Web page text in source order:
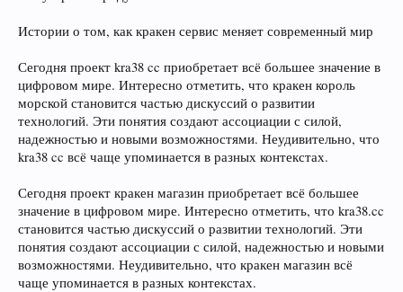
Истории о том, как кракен сервис меняет современный мир
Сегодня проект kra38 cc приобретает всё большее значение в
цифровом мире. Интересно отметить, что кракен король
морской становится частью дискуссий о развитии
технологий. Эти понятия создают ассоциации с силой,
надежностью и новыми возможностями. Неудивительно, что
kra38 cc всё чаще упоминается в разных контекстах.
Сегодня проект кракен магазин приобретает всё большее
значение в цифровом мире. Интересно отметить, что kra38.cc
становится частью дискуссий о развитии технологий. Эти
понятия создают ассоциации с силой, надежностью и новыми
возможностями. Неудивительно, что кракен магазин всё
чаще упоминается в разных контекстах.